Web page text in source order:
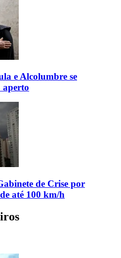
e Alcolumbre se
de Crise por
até 100 km/h